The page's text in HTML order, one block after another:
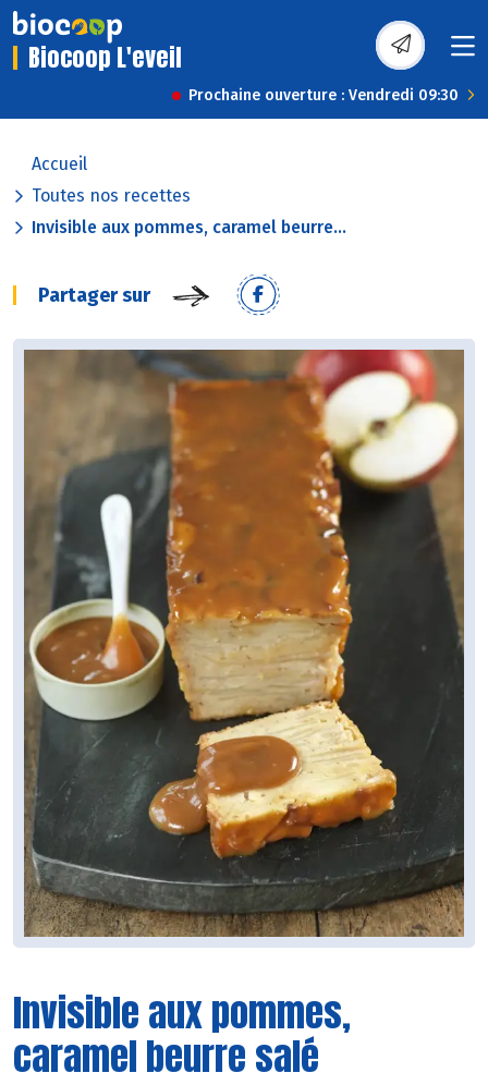
Biocoop L'eveil
Prochaine ouverture : Vendredi 09:30
Accueil
Toutes nos recettes
Invisible aux pommes, caramel beurre...
Partager sur
Invisible aux pommes,
caramel beurre salé